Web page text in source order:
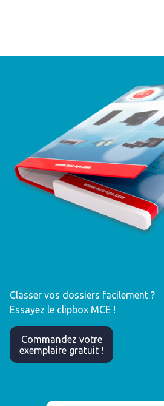
Classer vos dossiers facilement ?
Essayez le clipbox MCE !
Commandez votre
exemplaire gratuit !